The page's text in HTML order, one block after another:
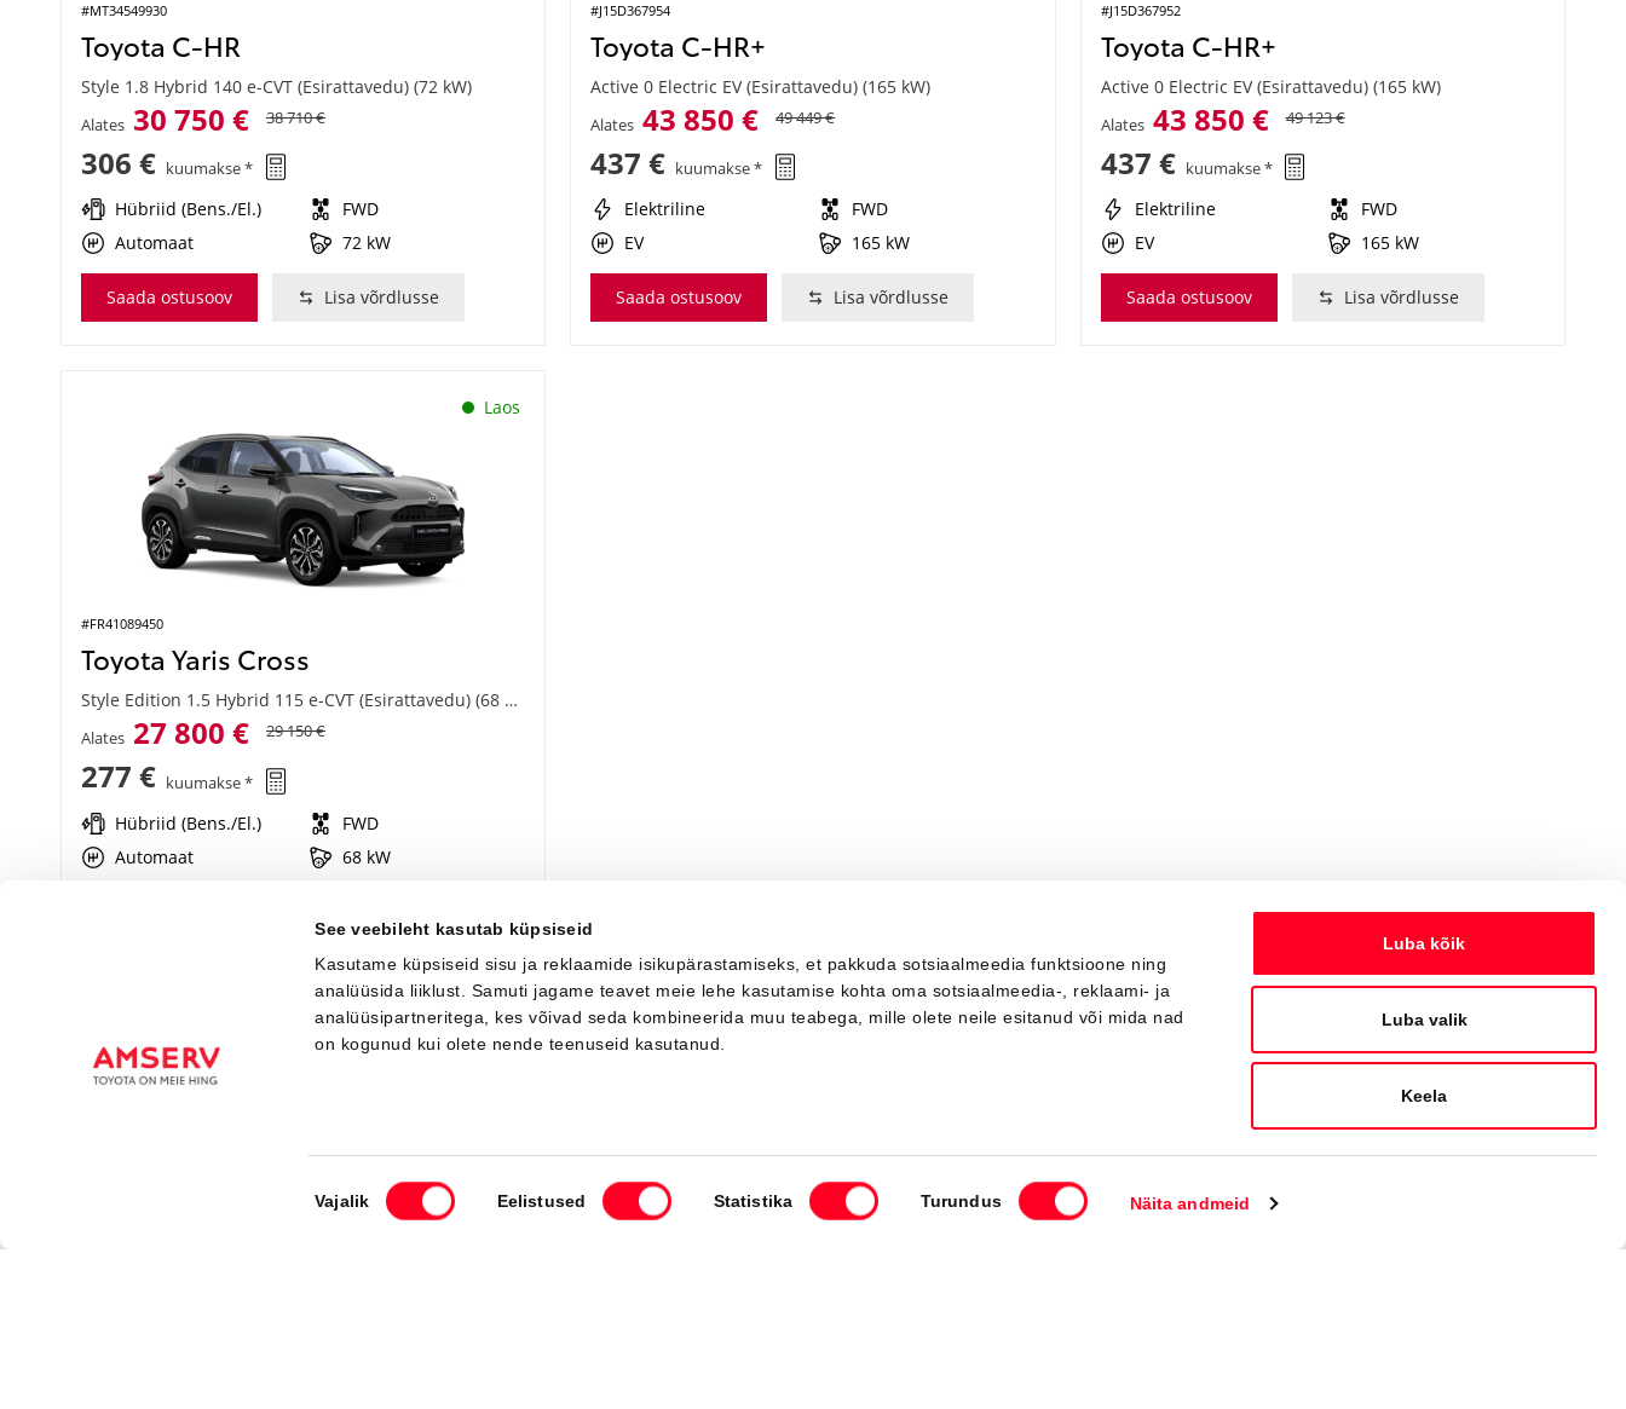
See veebileht kasutab küpsiseid
Kasutame küpsiseid sisu ja reklaamide isikupärastamiseks, et pakkuda sotsiaalmeedia funktsioone ning
analüüsida liiklust. Samuti jagame teavet meie lehe kasutamise kohta oma sotsiaalmeedia-, reklaami- ja
analüüsipartneritega, kes võivad seda kombineerida muu teabega, mille olete neile esitanud või mida nad
on kogunud kui olete nende teenuseid kasutanud.
Nõusoleku
valik
Vajalik Eelistused Statistika Turundus Näita andmeid
Luba kõik
Luba valik
Keela
#MT34549930
Toyota C-HR
Style 1.8 Hybrid 140 e-CVT (Esirattavedu) (72 kW)
Alates 30 750 € 38 710 €
306 € kuumakse *
Hübriid (Bens./El.)
FWD
Automaat
72 kW
Saada ostusoov Lisa võrdlusse
#J15D367954
Toyota C-HR+
Active 0 Electric EV (Esirattavedu) (165 kW)
Alates 43 850 € 49 449 €
437 € kuumakse *
Elektriline
FWD
EV
165 kW
Saada ostusoov Lisa võrdlusse
#J15D367952
Toyota C-HR+
Active 0 Electric EV (Esirattavedu) (165 kW)
Alates 43 850 € 49 123 €
437 € kuumakse *
Elektriline
FWD
EV
165 kW
Saada ostusoov Lisa võrdlusse
Laos
#FR41089450
Toyota Yaris Cross
Style Edition 1.5 Hybrid 115 e-CVT (Esirattavedu) (68 kW)
Alates 27 800 € 29 150 €
277 € kuumakse *
Hübriid (Bens./El.)
FWD
Automaat
68 kW
LAADIN JUURDE
Registreeru proovisõidule Broneeri teenindus Leia esindus Konfigureeri endale auto